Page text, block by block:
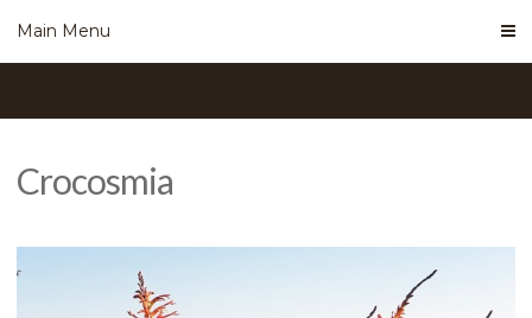
Main Menu
Crocosmia